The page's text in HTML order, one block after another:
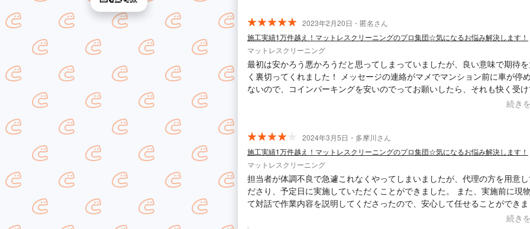
2023年2月20日・匿名さん
施工実績1万件越え！マットレスクリーニングのプロ集団☆気になるお悩み解決します！
マットレスクリーニング
最初は安かろう悪かろうだと思ってしまっていましたが、良い意味で期待
く裏切ってくれました！ メッセージの連絡がマメでマンション前に車が停
ないので、コインパーキングを安いのでってお願いしたら、それも快く受
れました( ´ ▽ ` ) お越しいただいた方も丁寧かつ作業がとてもスピーディー
す！
続き
2024年3月5日・多摩川さん
施工実績1万件越え！マットレスクリーニングのプロ集団☆気になるお悩み解決します！
マットレスクリーニング
担当者が体調不良で急遽これなくやってしまいましたが、代理の方を用意
ださり、予定日に実施していただくことができました。 また、実施前に現
て対話で作業内容を説明してくださったので、安心して任せることができ
続き